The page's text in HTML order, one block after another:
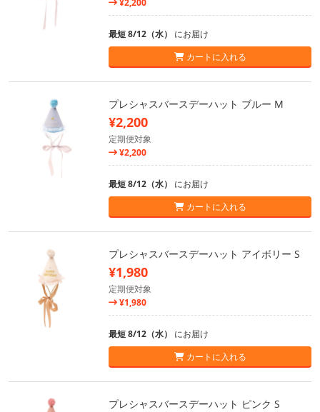
¥2,200
最短 8/12（水） にお届け
カートに入れる
プレシャスバースデーハット ブルー M
¥2,200
定期便対象
¥2,200
最短 8/12（水） にお届け
カートに入れる
プレシャスバースデーハット アイボリー S
¥1,980
定期便対象
¥1,980
最短 8/12（水） にお届け
カートに入れる
プレシャスバースデーハット ピンク S